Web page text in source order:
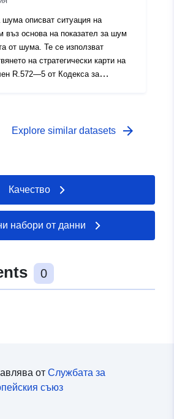
описват ситуация на
въз основа на показател за шум
от шума. Те се използват
на стратегически карти на
R.572—5 от Кодекса за
Explore similar datasets arrow_forward
Качество
набори от данни
0
от Службата за
съюз